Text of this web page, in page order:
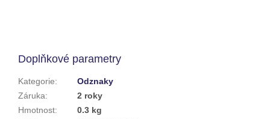
Doplňkové parametry
Kategorie:
Odznaky
Záruka:
2 roky
Hmotnost:
0.3 kg